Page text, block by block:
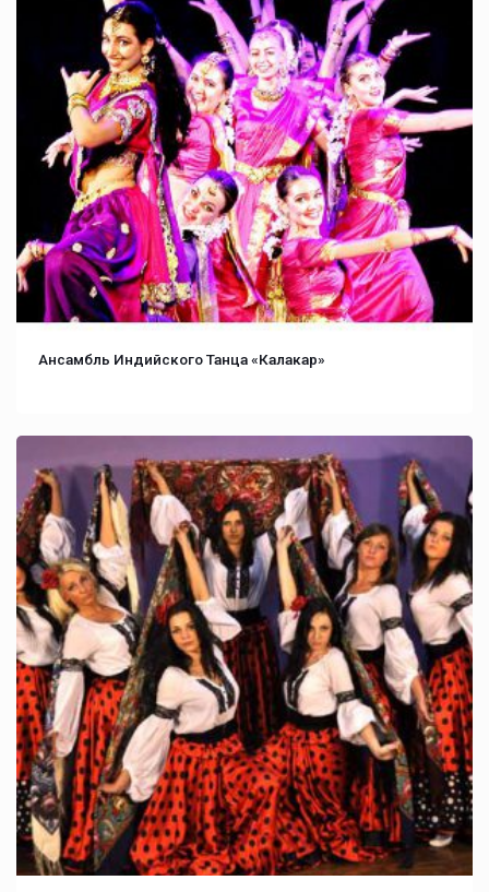
Ансамбль Индийского Танца «Калакар»